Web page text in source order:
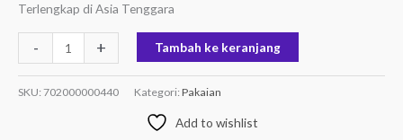
Terlengkap di Asia Tenggara
- + Tambah ke keranjang
SKU: 702000000440 Kategori: Pakaian
Add to wishlist